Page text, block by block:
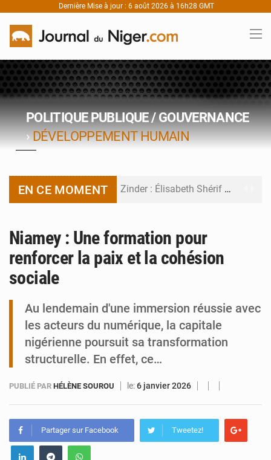
Dernière Mise à jour : 6 août 2026 à 16h28 GMT
POLITIQUE PUBLIQUE / GOUVERNANCE
›DÉVELOPPEMENT HUMAIN
EN CE MOMENT Zinder : Élisabeth Shérif visite l’école Birni Garçon
Niamey : Une formation pour
renforcer la paix et la cohésion
sociale
Au lendemain d'une immersion réussie avec
les acteurs du numérique, la capitale
nigérienne poursuit sa transformation
structurelle. En effet, ce…
PUBLIÉ PAR HÉLÈNE SOUROU le:6 janvier 2026
Partager sur Facebook Tweetez!